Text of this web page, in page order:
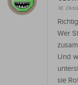
18.
Wer
Und
sie